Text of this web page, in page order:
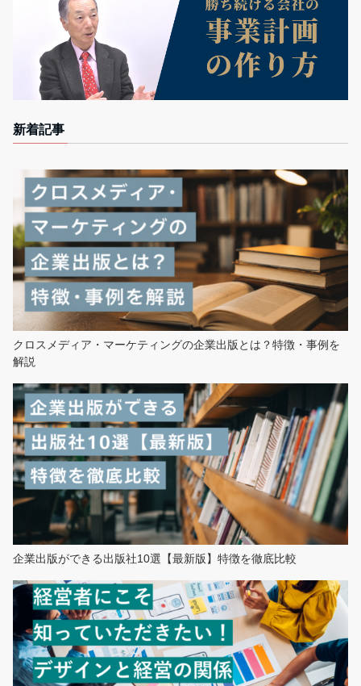
新着記事
クロスメディア・マーケティングの企業出版とは？特徴・事例を
解説
企業出版ができる出版社10選【最新版】特徴を徹底比較